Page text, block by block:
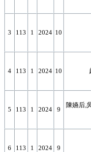
3 113 1 2024 10
4 113 1 2024 10
5 113 1 2024 9
陳嬿后,
6 113 1 2024 9